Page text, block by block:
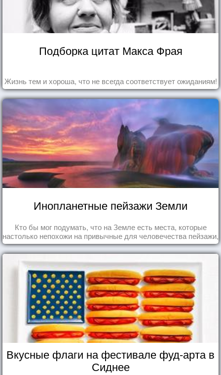
Подборка цитат Макса Фрая
Жизнь тем и хороша, что не всегда соответствует ожиданиям!
Инопланетные пейзажи Земли
Кто бы мог подумать, что на Земле есть места, которые
настолько непохожи на привычные для человечества пейзажи,
что кажутся и вовсе инопланетными!
Вкусные флаги на фестивале фуд-арта в
Сиднее